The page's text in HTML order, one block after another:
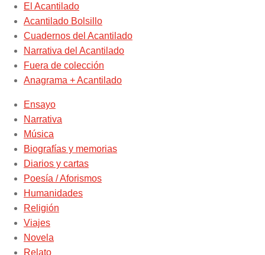
El Acantilado
Acantilado Bolsillo
Cuadernos del Acantilado
Narrativa del Acantilado
Fuera de colección
Anagrama + Acantilado
Ensayo
Narrativa
Música
Biografías y memorias
Diarios y cartas
Poesía / Aforismos
Humanidades
Religión
Viajes
Novela
Relato